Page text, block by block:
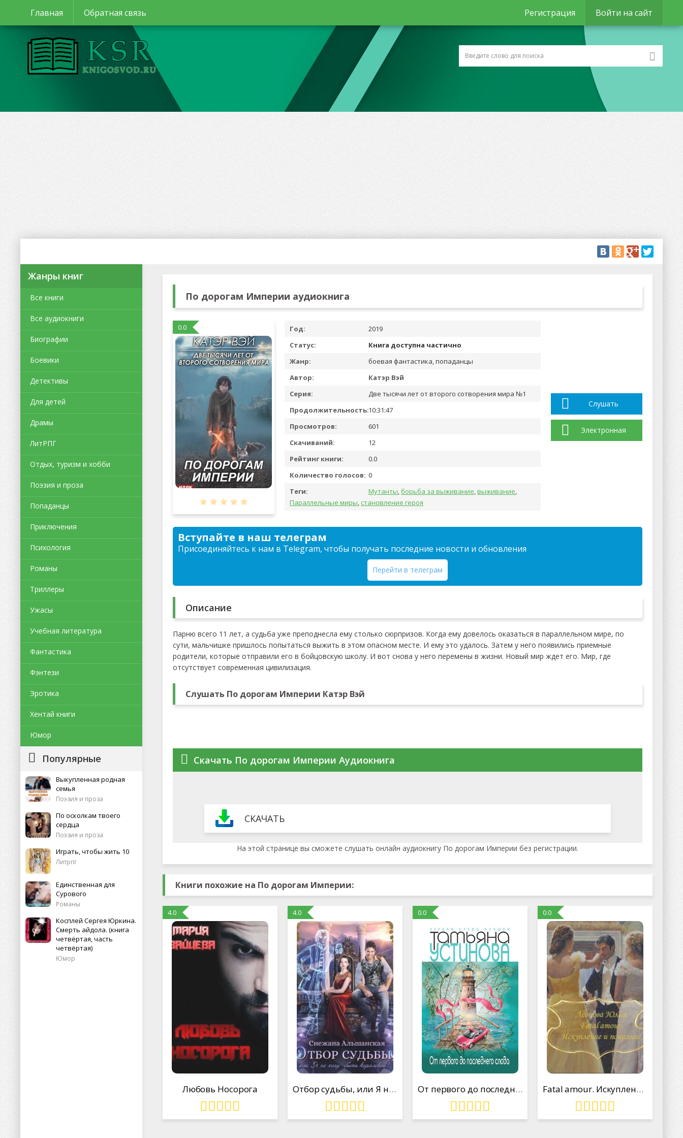
Главная Обратная связь Регистрация Войти на сайт
Жанры книг
Все книги
Все аудиокниги
Биографии
Боевики
Детективы
Для детей
Драмы
ЛитРПГ
Отдых, туризм и хобби
Поэзия и проза
Попаданцы
Приключения
Психология
Романы
Триллеры
Ужасы
Учебная литература
Фантастика
Фэнтези
Эротика
Хентай книги
Юмор
Популярные
Выкупленная родная
семья
Поэзия и проза
По осколкам твоего
сердца
Поэзия и проза
Играть, чтобы жить 10
Литрпг
Единственная для
Сурового
Романы
Косплей Сергея Юркина.
Смерть айдола. (книга
четвёртая, часть
четвёртая)
Юмор
По дорогам Империи аудиокнига
0.0 Год:
2019
Статус:
Книга доступна частично
Жанр:
боевая фантастика, попаданцы
Автор:
Катэр Вэй
Серия:
Две тысячи лет от второго сотворения мира №1
Продолжительность:10:31:47
Просмотров:
601
Скачиваний:
12
Рейтинг книги:
0.0
Количество голосов: 0
Теги:
Мутанты, борьба за выживание,выживание,
Параллельные миры, становление героя
Слушать
Электронная
Вступайте в наш телеграм
Присоединяйтесь к нам в Telegram, чтобы получать последние новости и обновления
Перейти в телеграм
Описание
Парню всего 11 лет, а судьба уже преподнесла ему столько сюрпризов. Когда ему довелось оказаться в параллельном мире, по
сути, мальчишке пришлось попытаться выжить в этом опасном месте. И ему это удалось. Затем у него появились приемные
родители, которые отправили его в бойцовскую школу. И вот снова у него перемены в жизни. Новый мир ждет его. Мир, где
отсутствует современная цивилизация.
Слушать По дорогам Империи Катэр Вэй
Скачать По дорогам Империи Аудиокнига
СКАЧАТЬ
На этой странице вы сможете слушать онлайн аудиокнигу По дорогам Империи без регистрации.
Книги похожие на По дорогам Империи:
4.0
Любовь Носорога
4.0
Отбор судьбы, или Я не хочу быть королевой!
0.0
От первого до последнего слова
0.0
Fatal amour. Искупление и покаяние